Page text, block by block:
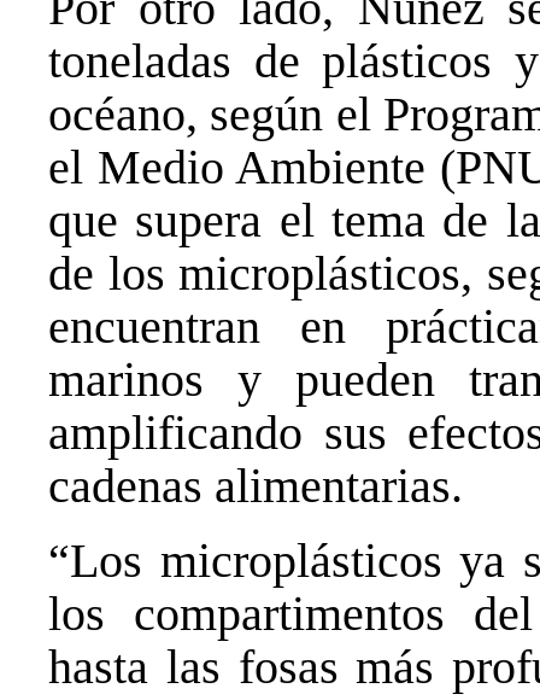
toneladas de plásticos
océano, según el
el Medio Ambiente
que supera el tema de
de los microplásticos,
encuentran en
marinos y pueden
amplificando sus
cadenas alimentarias.
“Los microplásticos ya
los compartimentos
hasta las fosas más